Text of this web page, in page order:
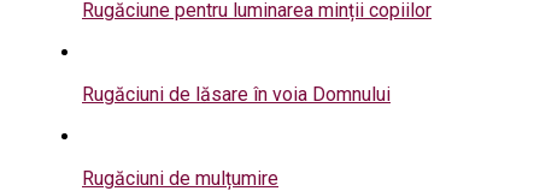
Rugăciune pentru luminarea minții copiilor
Rugăciuni de lăsare în voia Domnului
Rugăciuni de mulțumire